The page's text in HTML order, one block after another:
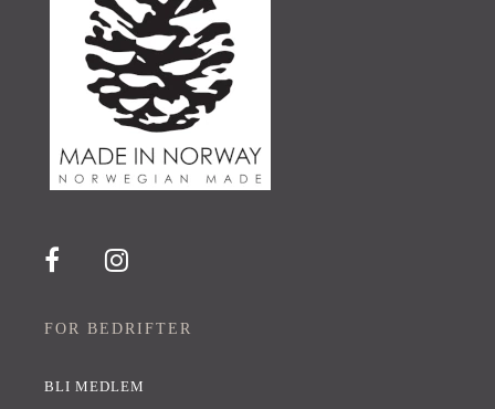
FOR BEDRIFTER
BLI MEDLEM